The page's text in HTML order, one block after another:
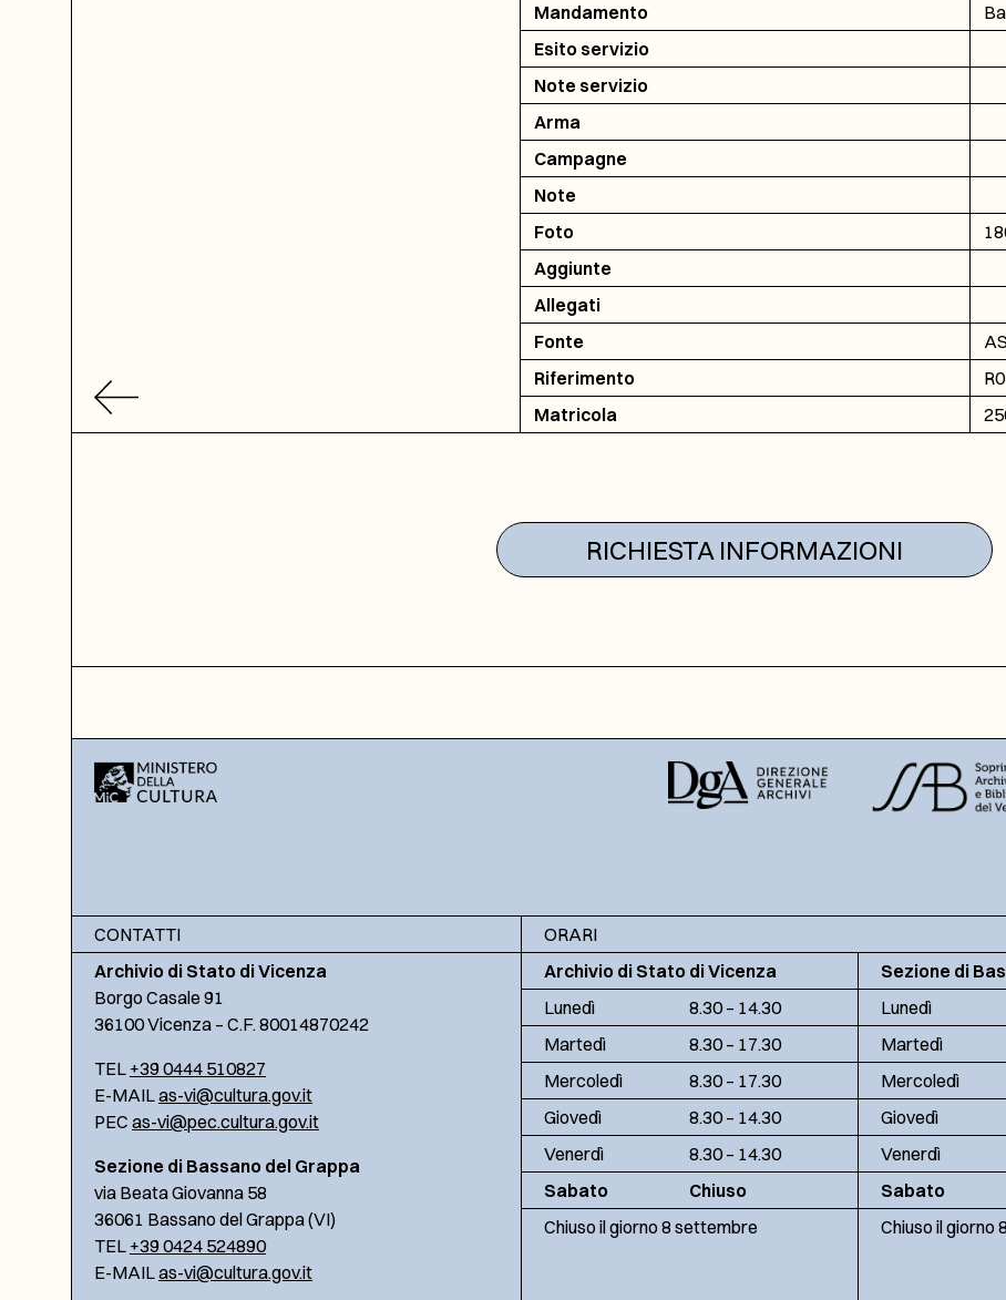
Mandamento
Esito servizio
Note servizio
Arma
Campagne
Note
Foto
Aggiunte
Allegati
Fonte
Riferimento
Matricola
RICHIESTA INFORMAZIONI
CONTATTI
Archivio di Stato di Vicenza
Borgo Casale 91
36100 Vicenza – C.F. 80014870242
TEL +39 0444 510827
E-MAILas-vi@cultura.gov.it
PEC as-vi@pec.cultura.gov.it
Sezione di Bassano del Grappa
via Beata Giovanna 58
36061 Bassano del Grappa (VI)
TEL +39 0424 524890
E-MAILas-vi@cultura.gov.it
ORARI
Archivio di Stato di Vicenza
Lunedì
8.30 – 14.30
Martedì
8.30 – 17.30
Mercoledì
8.30 – 17.30
Giovedì
8.30 – 14.30
Venerdì
8.30 – 14.30
Sabato
Chiuso
Chiuso il giorno 8 settembre
Sezione di
Lunedì
Martedì
Mercoledì
Giovedì
Venerdì
Sabato
Chiuso il giorno